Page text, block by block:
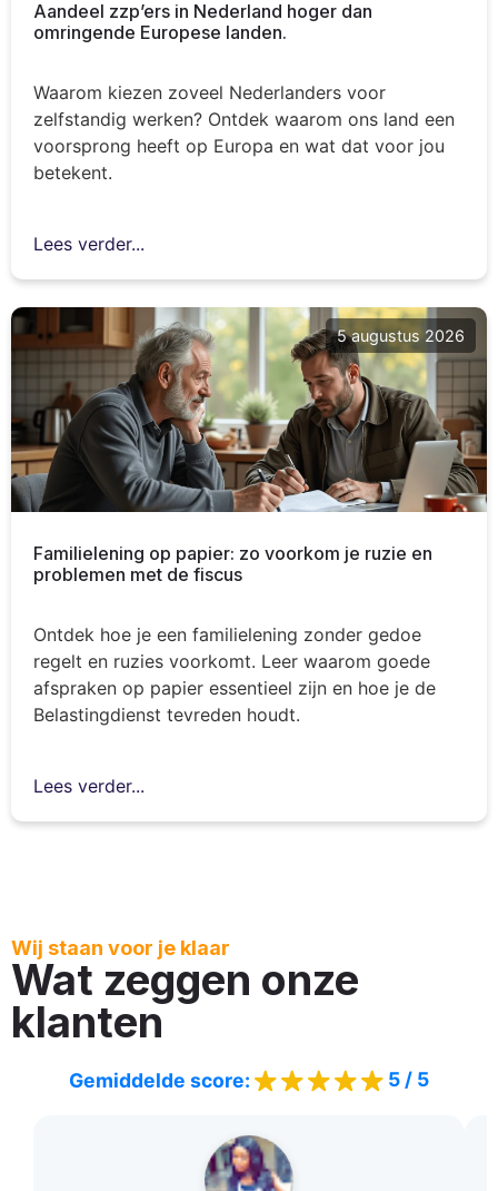
Aandeel zzp’ers in Nederland hoger dan
omringende Europese landen.
Waarom kiezen zoveel Nederlanders voor
zelfstandig werken? Ontdek waarom ons land een
voorsprong heeft op Europa en wat dat voor jou
betekent.
Lees verder...
5 augustus 2026
Familielening op papier: zo voorkom je ruzie en
problemen met de fiscus
Ontdek hoe je een familielening zonder gedoe
regelt en ruzies voorkomt. Leer waarom goede
afspraken op papier essentieel zijn en hoe je de
Belastingdienst tevreden houdt.
Lees verder...
Wij staan voor je klaar
Wat zeggen onze
klanten
Gemiddelde score: 5 / 5